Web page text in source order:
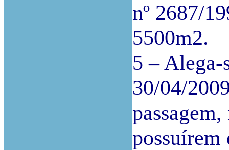
nº 2687/
5500m2.
5 – Alega-
30/04/
possuírem